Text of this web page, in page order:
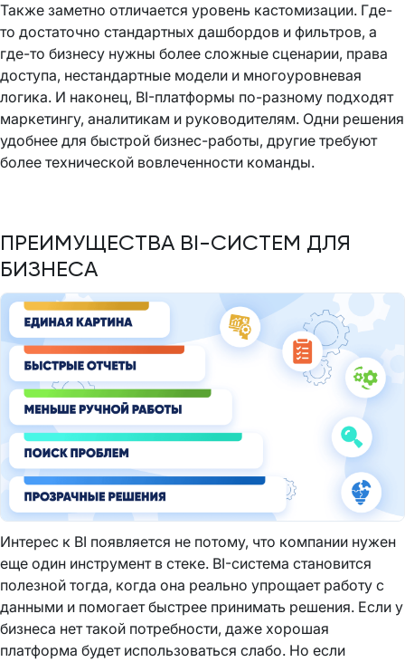
Также заметно отличается уровень кастомизации. Где-
то достаточно стандартных дашбордов и фильтров, а
где-то бизнесу нужны более сложные сценарии, права
доступа, нестандартные модели и многоуровневая
логика. И наконец, BI-платформы по-разному подходят
маркетингу, аналитикам и руководителям. Одни решения
удобнее для быстрой бизнес-работы, другие требуют
более технической вовлеченности команды.
ПРЕИМУЩЕСТВА BI-СИСТЕМ ДЛЯ
БИЗНЕСА
Интерес к BI появляется не потому, что компании нужен
еще один инструмент в стеке. BI-система становится
полезной тогда, когда она реально упрощает работу с
данными и помогает быстрее принимать решения. Если у
бизнеса нет такой потребности, даже хорошая
платформа будет использоваться слабо. Но если